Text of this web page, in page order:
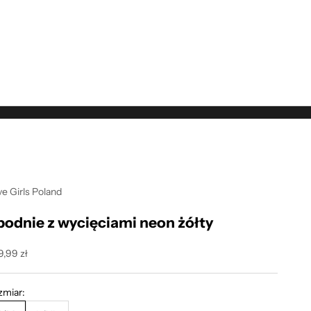
Girls Poland
z wycięciami neon żółty
promocyjna
zł